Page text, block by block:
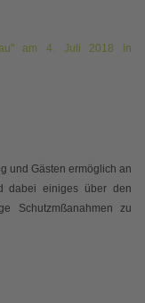
am 4. Juli 2018 in
und Gästen ermöglich an
dabei einiges über den
Schutzmßanahmen zu